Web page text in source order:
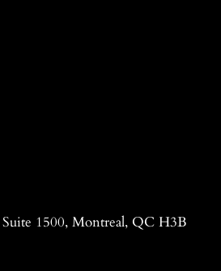
Suite 1500, Montreal, QC H3B